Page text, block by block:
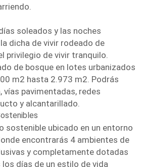
soleados y las noches
dicha de vivir rodeado de
privilegio de vivir tranquilo.
de bosque en lotes urbanizados
m2 hasta 2.973 m2. Podrás
pavimentadas, redes
y alcantarillado.
sostenible ubicado en un entorno
encontrarás 4 ambientes de
y completamente dotadas
días de un estilo de vida